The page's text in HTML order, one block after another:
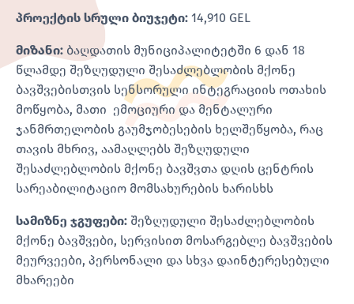
პროექტის სრული ბიუჯეტი: 14,910 GEL
მიზანი: ბაღდათის მუნიციპალიტეტში 6 დან 18
წლამდე შეზღუდული შესაძლებლობის მქონე
ბავშვებისთვის სენსორული ინტეგრაციის ოთახის
მოწყობა, მათი ემოციური და მენტალური
ჯანმრთელობის გაუმჯობესების ხელშეწყობა, რაც
თავის მხრივ, აამაღლებს შეზღუდული
შესაძლებლობის მქონე ბავშვთა დღის ცენტრის
სარეაბილიტაციო მომსახურების ხარისხს
სამიზნე ჯგუფები: შეზღუდული შესაძლებლობის
მქონე ბავშვები, სერვისით მოსარგებლე ბავშვების
მეურვეები, პერსონალი და სხვა დაინტერესებული
მხარეები